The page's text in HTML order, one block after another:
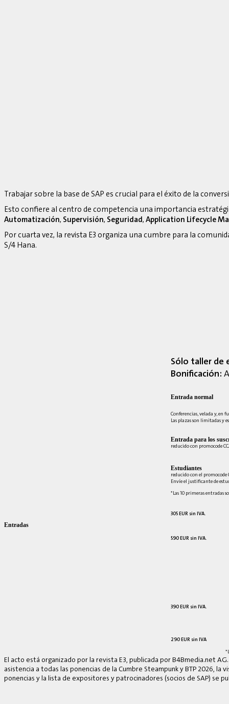
Trabajar sobre la base de SAP es crucial para el éxito de la
Esto confiere al centro de competencia una importancia
Automatización, Supervisión, Seguridad, Application Lifecycle
Por cuarta vez, la revista E3 organiza una cumbre para la
S/4 Hana.
Sólo taller de
Bonificación:
Entrada normal
Conferencias, velada y, en
Las plazas son limitadas y
Entrada para los
reducido con promocode
Estudiantes
reducido con el promocode
Envíe el justificante de
*Las 10 primeras entradas
305 EUR sin IVA.
590 EUR sin IVA.
390 EUR sin IVA.
290 EUR sin IVA
Entradas
El acto está organizado por la revista E3, publicada por B4Bmedia.net
asistencia a todas las ponencias de la Cumbre Steampunk y BTP 2026,
ponencias y la lista de expositores y patrocinadores (socios de SAP) se